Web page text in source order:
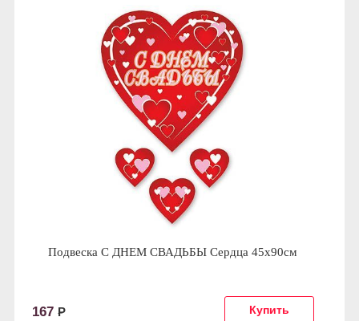
Подвеска С ДНЕМ СВАДЬБЫ Сердца 45х90см
167 Р